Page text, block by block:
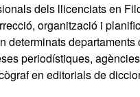
dels llicenciats en
organització i
determinats
periodístiques,
en editorials de